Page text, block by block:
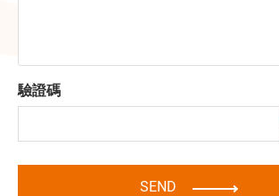
驗證碼
SEND